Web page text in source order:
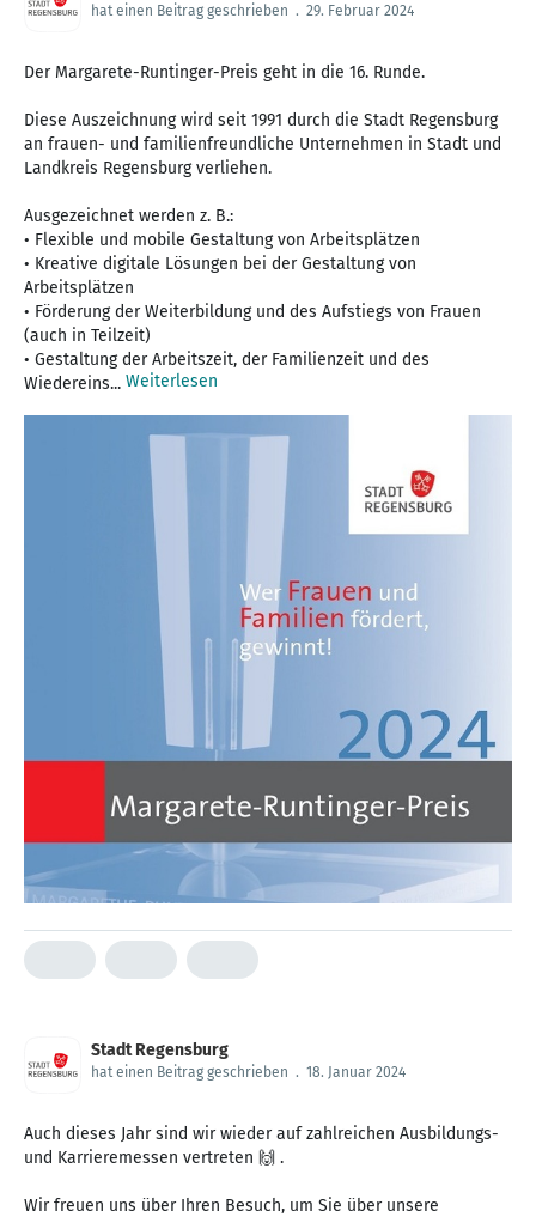
hat einen Beitrag geschrieben . 29. Februar 2024
Der Margarete-Runtinger-Preis geht in die 16. Runde.
Diese Auszeichnung wird seit 1991 durch die Stadt Regensburg
an frauen- und familienfreundliche Unternehmen in Stadt und
Landkreis Regensburg verliehen.
Ausgezeichnet werden z. B.:
• Flexible und mobile Gestaltung von Arbeitsplätzen
• Kreative digitale Lösungen bei der Gestaltung von
Arbeitsplätzen
• Förderung der Weiterbildung und des Aufstiegs von Frauen
(auch in Teilzeit)
• Gestaltung der Arbeitszeit, der Familienzeit und des
Wiedereins... Weiterlesen
Stadt Regensburg
hat einen Beitrag geschrieben . 18. Januar 2024
Auch dieses Jahr sind wir wieder auf zahlreichen Ausbildungs-
und Karrieremessen vertreten 🙌 .
Wir freuen uns über Ihren Besuch, um Sie über unsere